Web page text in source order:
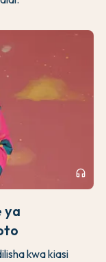
headphones
ya
kwa kiasi